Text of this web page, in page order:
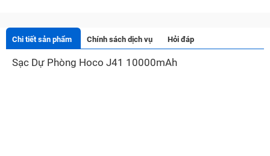
Chi tiết sản phẩm Chính sách dịch vụ Hỏi đáp
Sạc Dự Phòng Hoco J41 10000mAh